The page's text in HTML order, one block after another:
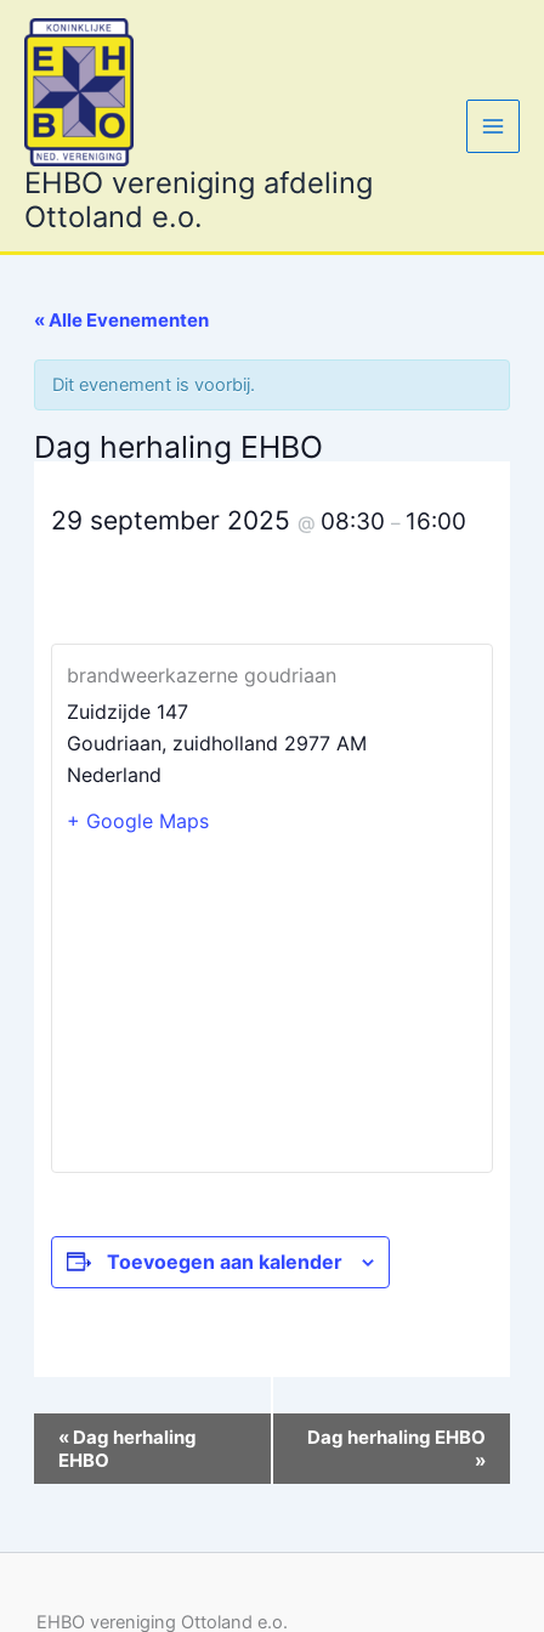
naar
inhoud
EHBO vereniging afdeling
Ottoland e.o.
« Alle Evenementen
Dit evenement is voorbij.
Dag herhaling EHBO
29 september 2025 @ 08:30– 16:00
brandweerkazerne goudriaan
Zuidzijde 147
Goudriaan, zuidholland 2977 AM
Nederland
+ Google Maps
Toevoegen aan kalender
Evenement
Navigatie
«Dag herhaling
EHBO
Dag herhaling EHBO
»
EHBO vereniging Ottoland e.o.